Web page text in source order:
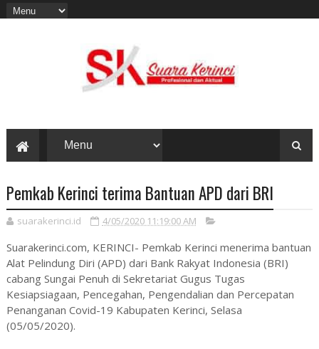
Pemkab Kerinci terima Bantuan APD dari BRI
suarakerinci.id 4/05/2020 11:19:00 AM
Suarakerinci.com, KERINCI- Pemkab Kerinci menerima bantuan
Alat Pelindung Diri (APD) dari Bank Rakyat Indonesia (BRI)
cabang Sungai Penuh di Sekretariat Gugus Tugas
Kesiapsiagaan, Pencegahan, Pengendalian dan Percepatan
Penanganan Covid-19 Kabupaten Kerinci, Selasa
(05/05/2020).